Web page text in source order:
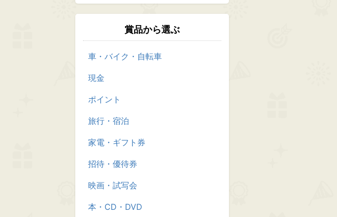
賞品から選ぶ
車・バイク・自転車
現金
ポイント
旅行・宿泊
家電・ギフト券
招待・優待券
映画・試写会
本・CD・DVD